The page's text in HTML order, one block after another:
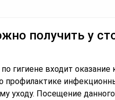
получить у
гигиене входит оказание
профилактике
уходу. Посещение